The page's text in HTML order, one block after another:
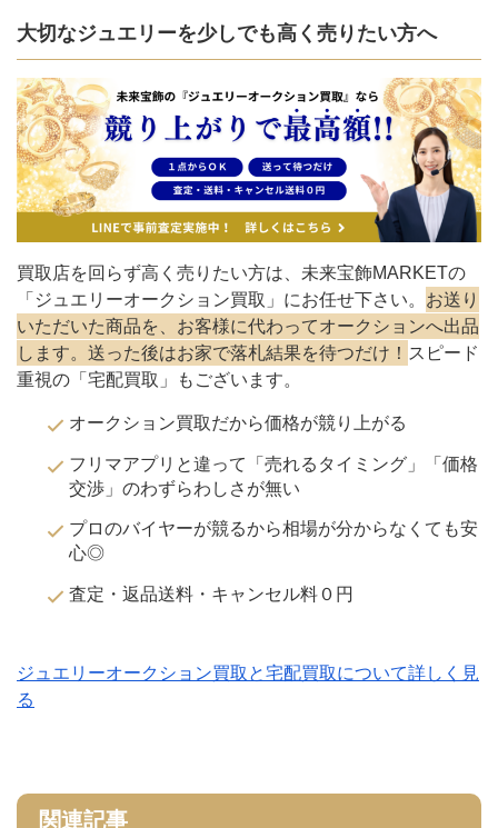
大切なジュエリーを少しでも高く売りたい方へ
買取店を回らず高く売りたい方は、未来宝飾MARKETの
「ジュエリーオークション買取」にお任せ下さい。 お送り
いただいた商品を、お客様に代わってオークションへ出品
します。送った後はお家で落札結果を待つだけ！ スピード
重視の「宅配買取」もございます。
オークション買取だから価格が競り上がる
フリマアプリと違って「売れるタイミング」「価格
交渉」のわずらわしさが無い
プロのバイヤーが競るから相場が分からなくても安
心◎
査定・返品送料・キャンセル料０円
ジュエリーオークション買取と宅配買取について詳しく見
る
関連記事